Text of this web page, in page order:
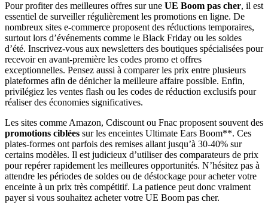
Pour profiter des meilleures offres sur une UE Boom pas cher, il est
essentiel de surveiller régulièrement les promotions en ligne. De
nombreux sites e-commerce proposent des réductions temporaires,
surtout lors d’événements comme le Black Friday ou les soldes
d’été. Inscrivez-vous aux newsletters des boutiques spécialisées pour
recevoir en avant-première les codes promo et offres
exceptionnelles. Pensez aussi à comparer les prix entre plusieurs
plateformes afin de dénicher la meilleure affaire possible. Enfin,
privilégiez les ventes flash ou les codes de réduction exclusifs pour
réaliser des économies significatives.
Les sites comme Amazon, Cdiscount ou Fnac proposent souvent des
promotions ciblées sur les enceintes Ultimate Ears Boom**. Ces
plates-formes ont parfois des remises allant jusqu’à 30-40% sur
certains modèles. Il est judicieux d’utiliser des comparateurs de prix
pour repérer rapidement les meilleures opportunités. N’hésitez pas à
attendre les périodes de soldes ou de déstockage pour acheter votre
enceinte à un prix très compétitif. La patience peut donc vraiment
payer si vous souhaitez acheter votre UE Boom pas cher.